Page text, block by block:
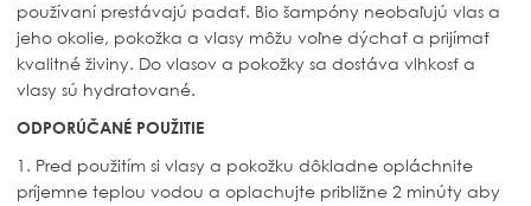
používaní prestávajú padať. Bio šampóny neobaľujú vlas a
jeho okolie, pokožka a vlasy môžu voľne dýchať a prijímať
kvalitné živiny. Do vlasov a pokožky sa dostáva vlhkosť a
vlasy sú hydratované.
ODPORÚČANÉ POUŽITIE
1. Pred použitím si vlasy a pokožku dôkladne opláchnite
príjemne teplou vodou a oplachujte približne 2 minúty aby